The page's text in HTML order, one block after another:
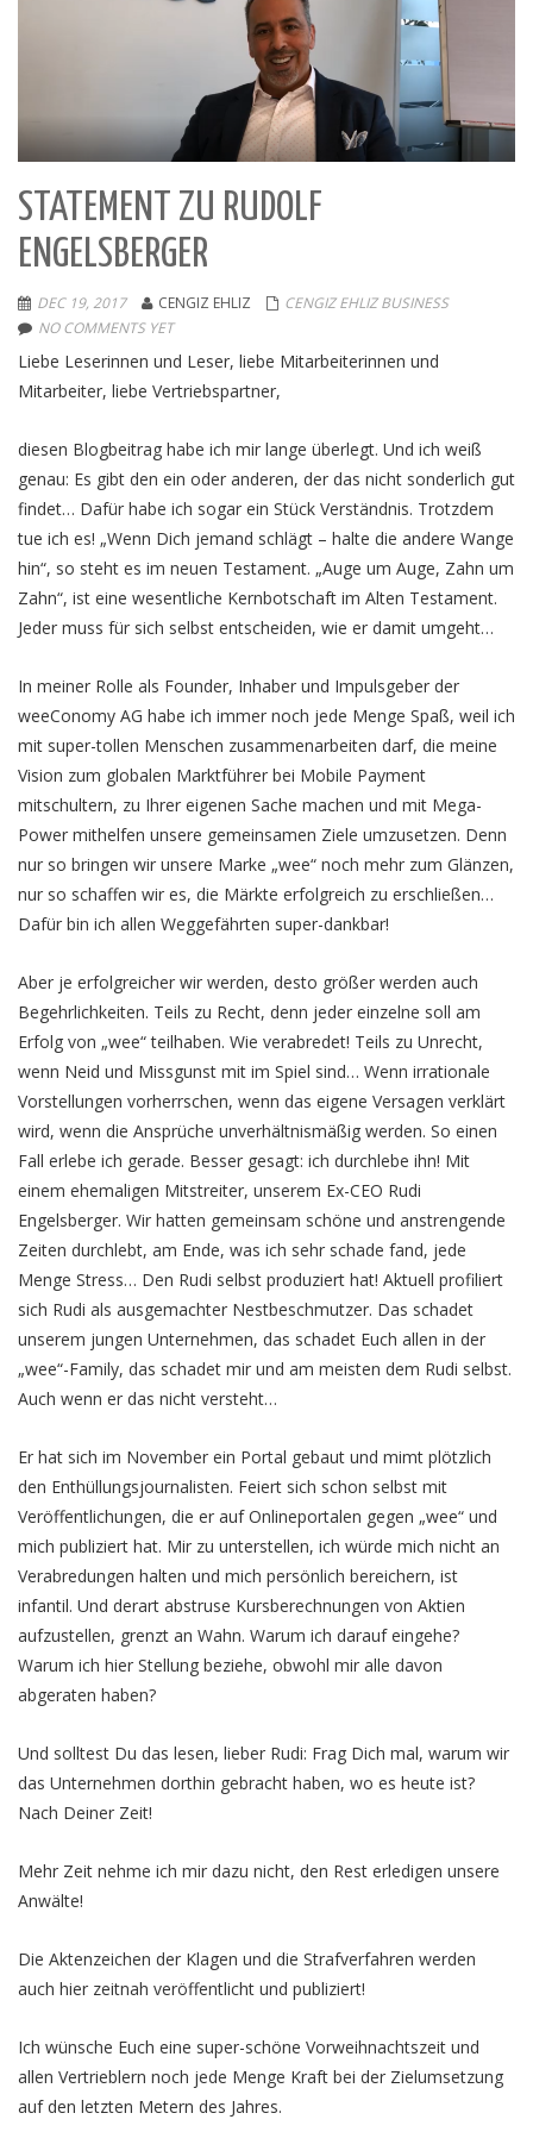
STATEMENT ZU RUDOLF
ENGELSBERGER
DEC 19, 2017 CENGIZ EHLIZ
CENGIZ EHLIZ BUSINESS
NO COMMENTS YET
Liebe Leserinnen und Leser, liebe Mitarbeiterinnen und
Mitarbeiter, liebe Vertriebspartner,
diesen Blogbeitrag habe ich mir lange überlegt. Und ich weiß
genau: Es gibt den ein oder anderen, der das nicht sonderlich gut
findet… Dafür habe ich sogar ein Stück Verständnis. Trotzdem
tue ich es! „Wenn Dich jemand schlägt – halte die andere Wange
hin“, so steht es im neuen Testament. „Auge um Auge, Zahn um
Zahn“, ist eine wesentliche Kernbotschaft im Alten Testament.
Jeder muss für sich selbst entscheiden, wie er damit umgeht…
In meiner Rolle als Founder, Inhaber und Impulsgeber der
weeConomy AG habe ich immer noch jede Menge Spaß, weil ich
mit super-tollen Menschen zusammenarbeiten darf, die meine
Vision zum globalen Marktführer bei Mobile Payment
mitschultern, zu Ihrer eigenen Sache machen und mit Mega-
Power mithelfen unsere gemeinsamen Ziele umzusetzen. Denn
nur so bringen wir unsere Marke „wee“ noch mehr zum Glänzen,
nur so schaffen wir es, die Märkte erfolgreich zu erschließen…
Dafür bin ich allen Weggefährten super-dankbar!
Aber je erfolgreicher wir werden, desto größer werden auch
Begehrlichkeiten. Teils zu Recht, denn jeder einzelne soll am
Erfolg von „wee“ teilhaben. Wie verabredet! Teils zu Unrecht,
wenn Neid und Missgunst mit im Spiel sind… Wenn irrationale
Vorstellungen vorherrschen, wenn das eigene Versagen verklärt
wird, wenn die Ansprüche unverhältnismäßig werden. So einen
Fall erlebe ich gerade. Besser gesagt: ich durchlebe ihn! Mit
einem ehemaligen Mitstreiter, unserem Ex-CEO Rudi
Engelsberger. Wir hatten gemeinsam schöne und anstrengende
Zeiten durchlebt, am Ende, was ich sehr schade fand, jede
Menge Stress… Den Rudi selbst produziert hat! Aktuell profiliert
sich Rudi als ausgemachter Nestbeschmutzer. Das schadet
unserem jungen Unternehmen, das schadet Euch allen in der
„wee“-Family, das schadet mir und am meisten dem Rudi selbst.
Auch wenn er das nicht versteht…
Er hat sich im November ein Portal gebaut und mimt plötzlich
den Enthüllungsjournalisten. Feiert sich schon selbst mit
Veröffentlichungen, die er auf Onlineportalen gegen „wee“ und
mich publiziert hat. Mir zu unterstellen, ich würde mich nicht an
Verabredungen halten und mich persönlich bereichern, ist
infantil. Und derart abstruse Kursberechnungen von Aktien
aufzustellen, grenzt an Wahn. Warum ich darauf eingehe?
Warum ich hier Stellung beziehe, obwohl mir alle davon
abgeraten haben?
Und solltest Du das lesen, lieber Rudi: Frag Dich mal, warum wir
das Unternehmen dorthin gebracht haben, wo es heute ist?
Nach Deiner Zeit!
Mehr Zeit nehme ich mir dazu nicht, den Rest erledigen unsere
Anwälte!
Die Aktenzeichen der Klagen und die Strafverfahren werden
auch hier zeitnah veröffentlicht und publiziert!
Ich wünsche Euch eine super-schöne Vorweihnachtszeit und
allen Vertrieblern noch jede Menge Kraft bei der Zielumsetzung
auf den letzten Metern des Jahres.